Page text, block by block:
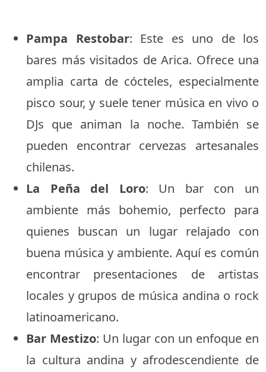
Pampa Restobar: Este es uno de los
bares más visitados de Arica. Ofrece una
amplia carta de cócteles, especialmente
pisco sour, y suele tener música en vivo o
DJs que animan la noche. También se
pueden encontrar cervezas artesanales
chilenas.
La Peña del Loro: Un bar con un
ambiente más bohemio, perfecto para
quienes buscan un lugar relajado con
buena música y ambiente. Aquí es común
encontrar presentaciones de artistas
locales y grupos de música andina o rock
latinoamericano.
Bar Mestizo: Un lugar con un enfoque en
la cultura andina y afrodescendiente de